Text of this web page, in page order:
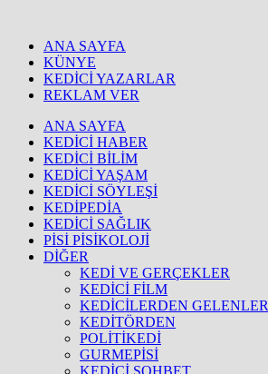
ANA SAYFA
KÜNYE
KEDİCİ YAZARLAR
REKLAM VER
ANA SAYFA
KEDİCİ HABER
KEDİCİ BİLİM
KEDİCİ YAŞAM
KEDİCİ SÖYLEŞİ
KEDİPEDİA
KEDİCİ SAĞLIK
PİSİ PİSİKOLOJİ
DİĞER
KEDİ VE GERÇEKLER
KEDİCİ FİLM
KEDİCİLERDEN GELENLER
KEDİTÖRDEN
POLİTİKEDİ
GURMEPİSİ
KEDİCİ SOHBET